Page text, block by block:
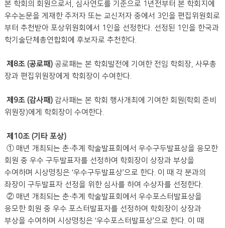
본 학회의 회원으로서, 심사연도를 기준으로 1년전부터 본 학회지에
우수논문을 게재한 주저자 또는 교신저자 중에서 3인을 편집위원회로
부터 추천받아 포상위원회에서 1인을 선정한다. 선정된 1인을 한국과
학기술단체총연합회에 후보자로 추천한다.
제8조 (공로패) 공로패는 본 학회발전에 기여한 전임 학회장, 사무총
장과 편집위원장에게 학회장이 수여한다.
제9조 (감사패) 감사패는 본 학회 행사개최에 기여한 회원(학회 준비
위원장)에게 학회장이 수여한다.
제10조 (기타 포상)
① 매년 개최되는 춘·추계 학술발표회에서 우수구두발표상을 응모한
회원 중 우수 구두발표자를 선정하여 학회장이 상장과 부상을
수여하며 시상명칭은 ‘우수구두발표상’으로 한다. 이 때 각 분과의
좌장이 구두발표자 선정을 위한 심사를 하여 수상자를 선정한다.
② 매년 개최되는 춘·추계 학술발표회에서 우수포스터발표상을
응모한 회원 중 우수 포스터발표자를 선정하여 학회장이 상장과
부상을 수여하며 시상명칭은 ‘우수포스터발표상’으로 한다. 이 때